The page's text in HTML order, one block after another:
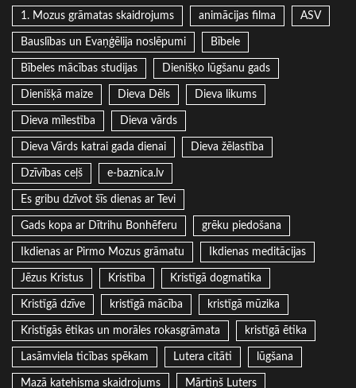
1. Mozus grāmatas skaidrojums animācijas filma ASV
Bauslības un Evaņģēlija noslēpumi Bībele
Bībeles mācības studijas Dienišķo lūgšanu gads
Dienišķā maize Dieva Dēls Dieva likums
Dieva mīlestība Dieva vārds
Dieva Vārds katrai gada dienai Dieva žēlastība
Dzīvības ceļš e-baznica.lv
Es gribu dzīvot šīs dienas ar Tevi
Gads kopa ar Dītrihu Bonhēferu grēku piedošana
Ikdienas ar Pirmo Mozus grāmatu Ikdienas meditācijas
Jēzus Kristus Kristība Kristīgā dogmatika
Kristīgā dzīve kristīgā mācība kristīgā mūzika
Kristīgās ētikas un morāles rokasgrāmata kristīgā ētika
Lasāmviela ticības spēkam Lutera citāti lūgšana
Mazā katehisma skaidrojums Mārtiņš Luters